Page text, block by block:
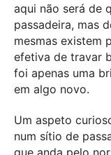
aqui não será de
passadeira, mas
mesmas existem
efetiva de travar
foi apenas uma
em algo novo.
Um aspeto
num sítio de
que anda pelo